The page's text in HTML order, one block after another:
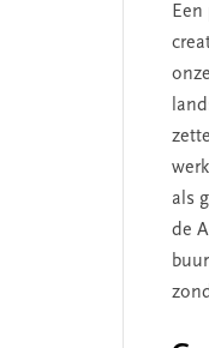
als
de